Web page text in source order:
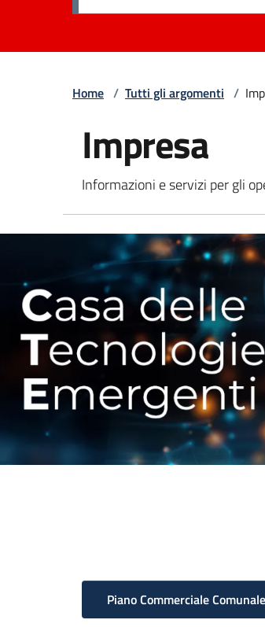
Home / Tutti gli argomenti /
Impresa
Informazioni e servizi per gli
Piano Commerciale Comunale